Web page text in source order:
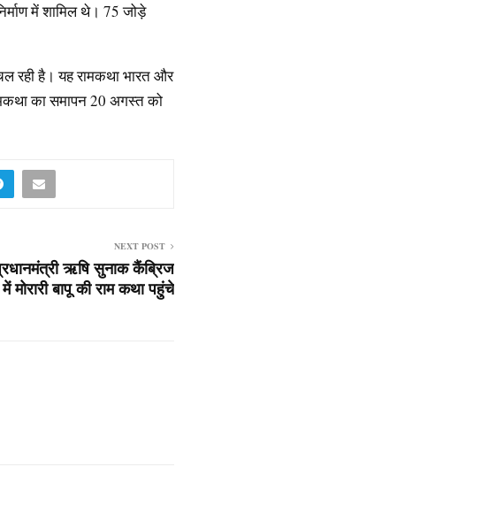
में शामिल थे। 75 जोड़े
रही है। यह रामकथा भारत और
का समापन 20 अगस्त को
NEXT POST
ऋषि सुनाक कैंब्रिज
में मोरारी बापू की राम कथा पहुंचे